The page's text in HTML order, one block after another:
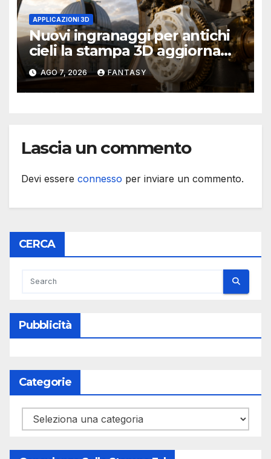
APPLICAZIONI 3D
Nuovi ingranaggi per antichi
cieli la stampa 3D aggiorna
un osservatorio del 1930 della
University of Arkansas at
Little Rock
AGO 7, 2026 FANTASY
Lascia un commento
Devi essere connesso per inviare un commento.
CERCA
Pubblicità
Categorie
Categorie